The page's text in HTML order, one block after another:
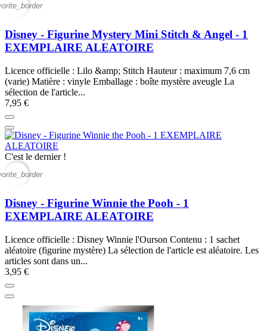
Disney - Figurine Mystery Mini Stitch & Angel - 1
EXEMPLAIRE ALEATOIRE
Licence officielle : Lilo &amp; Stitch Hauteur : maximum 7,6 cm
(varie) Matière : vinyle Emballage : boîte mystère aveugle La
sélection de l'article...
7,95 €
C'est le dernier !
Disney - Figurine Winnie the Pooh - 1
EXEMPLAIRE ALEATOIRE
Licence officielle : Disney Winnie l'Ourson Contenu : 1 sachet
aléatoire (figurine mystère) La sélection de l'article est aléatoire. Les
articles sont dans un...
3,95 €